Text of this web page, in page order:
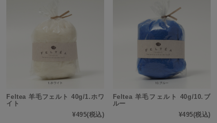
Feltea 羊毛フェルト 40g/1.ホワ
イト
¥495(税込)
Feltea 羊毛フェルト 40g/10.ブ
ルー
¥495(税込)